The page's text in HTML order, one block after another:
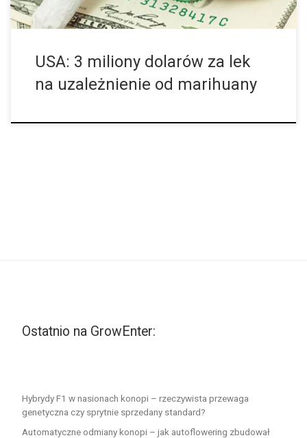
USA: 3 miliony dolarów za lek
na uzależnienie od marihuany
Ostatnio na GrowEnter:
Hybrydy F1 w nasionach konopi – rzeczywista przewaga
genetyczna czy sprytnie sprzedany standard?
Automatyczne odmiany konopi – jak autoflowering zbudował